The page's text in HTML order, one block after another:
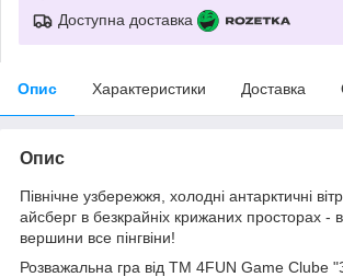
Доступна доставка
Опис Характеристики Доставка
Опис
Північне узбережжя, холодні антарктичні
айсберг в безкрайніх крижаних просторах -
вершини все пінгвіни!
Розважальна гра від ТМ 4FUN Game Clube